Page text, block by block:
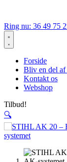
Ring nu: 36 49 75
Forside
Bliv en del af
Kontakt os
Webshop
Tilbud!
🔍